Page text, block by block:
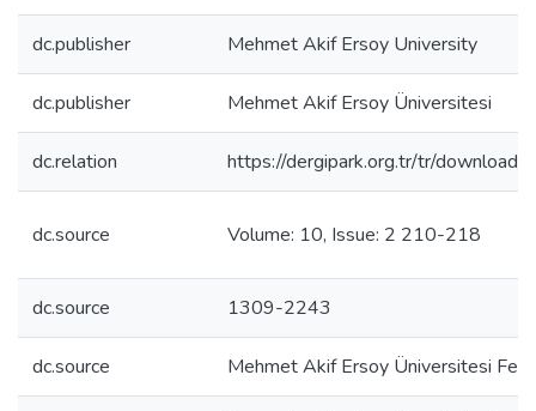
dc.publisher Mehmet Akif Ersoy University
dc.publisher Mehmet Akif Ersoy Üniversitesi
dc.relation https://dergipark.org.tr/tr/
dc.source Volume: 10, Issue: 2 210-218
dc.source 1309-2243
dc.source Mehmet Akif Ersoy Üniversitesi